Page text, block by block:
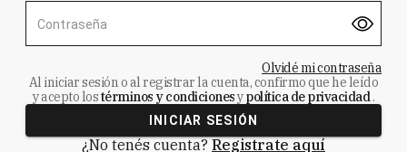
Contraseña
Olvidé mi contraseña
Al iniciar sesión o al registrar la cuenta, confirmo que he leído
y acepto lostérminos y condicionesypolítica de privacidad.
INICIAR SESIÓN
¿No tenés cuenta? Registrate aquí